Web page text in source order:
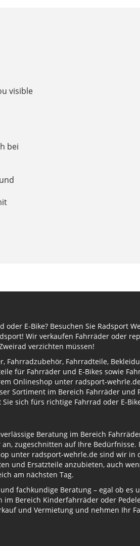
visible
bei
E-Bike? Besuchen Sie Radsport
Wir verkaufen Fahrräder oder
verzichten müssen!
Fahrradteile,
für Fahrräder und E-Bikes sowie
Onlineshop unter radsport-
Sortiment im Bereich Fahrräder
sich fürs richtige Fahrrad oder E-
Beratung im Bereich
zugeschnitten auf Ihre
unter radsport-wehrle.de sind wir in
und Ersatzteile anzubieten, auch
am nächsten Tag.
fachkundige Beratung – egal ob es
Bereich Kinderfahrräder oder
und Vermietung und nehmen Ihr